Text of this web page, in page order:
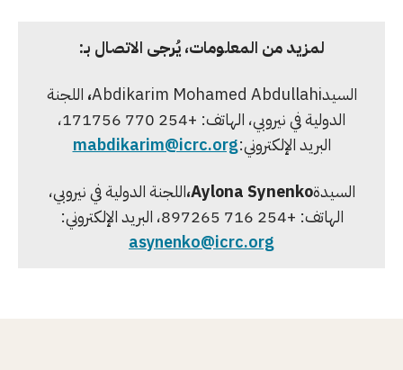
لمزيد من المعلومات، يُرجى الاتصال بـ:
السيدAbdikarim Mohamed Abdullahi
، اللجنة
الدولية في نيروبي، الهاتف: +254 770 171756،
البريد الإلكتروني:mabdikarim@icrc.org
السيدةAylona Synenko،اللجنة الدولية في نيروبي،
الهاتف: +254 716 897265، البريد الإلكتروني:
asynenko@icrc.org